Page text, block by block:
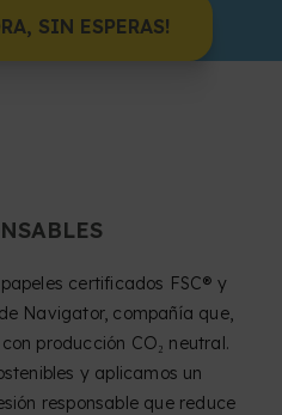
SIN ESPERAS!
certificados FSC® y
Navigator, compañía que,
producción CO₂ neutral.
y aplicamos un
responsable que reduce